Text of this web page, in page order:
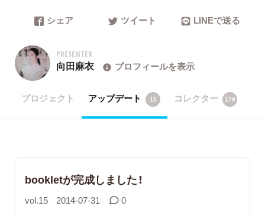
シェア ツイート LINEで送る
PRESENTER
向田麻衣 プロフィールを表示
プロジェクト アップデート 15 コレクター 179
bookletが完成しました！
vol.15 2014-07-31 0